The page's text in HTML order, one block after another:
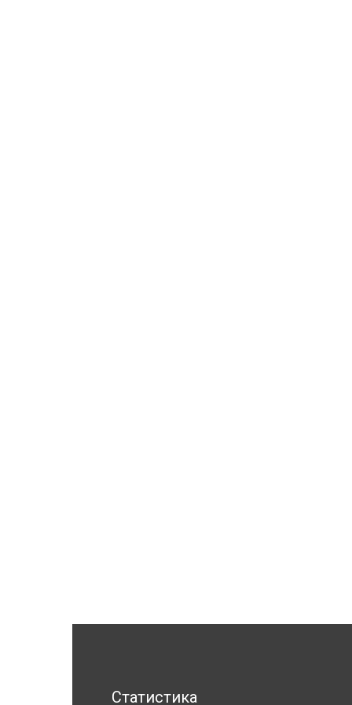
Статистика